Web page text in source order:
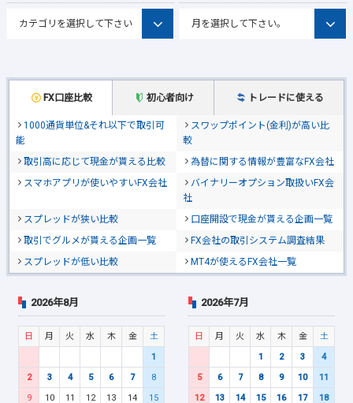
FX口座比較 初心者向け トレードに使える
1000通貨単位&それ以下で取引可
能
スワップポイント(金利)が高い比
較
取引高に応じて現金が貰える比較
為替に関する情報が豊富なFX会社
スマホアプリが使いやすいFX会社
バイナリーオプション取扱いFX会
社
スプレッドが狭い比較
口座開設で現金が貰える企画一覧
取引でグルメが貰える企画一覧
FX会社の取引システム調査結果
スプレッドが低い比較
MT4が使えるFX会社一覧
2026年8月
日 月 火 水 木 金
土
1
2
3 4 5 6 7
8
9
10 11 12 13 14
15
2026年7月
日 月 火 水 木 金
土
1
2 3
4
5
6 7 8 9 10
11
12
13 14 15 16 17
18